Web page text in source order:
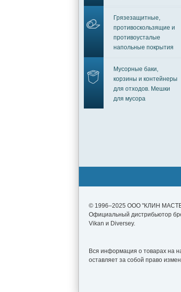
Грязезащитные,
противоскользящие и
противоусталые
напольные покрытия
Мусорные баки,
корзины и контейнеры
для отходов. Мешки
для мусора
© 1996–2025 ООО "КЛИН
Официальный дистрибьютор
Vikan и Diversey.
Вся информация о товарах на
оставляет за собой право